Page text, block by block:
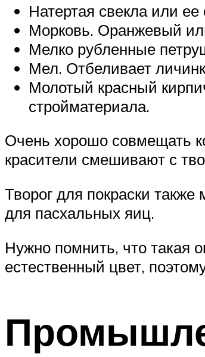
Натертая свекла или
Морковь. Оранжевый
Мелко рубленные
Мел. Отбеливает
Молотый красный
стройматериала.
Очень хорошо совмещать
красители смешивают с
Творог для покраски
для пасхальных яиц.
Нужно помнить, что такая
естественный цвет,